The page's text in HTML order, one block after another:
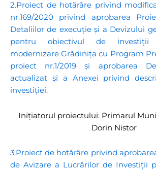
2.Proiect de hotărâre privind
nr.169/2020 privind aprobarea
Detaliilor de execuție și a Devizului
pentru obiectivul de investiții
modernizare Grădinița cu Program
proiect nr.1/2019 și aprobarea
actualizat și a Anexei privind
investiției.
Inițiatorul proiectului: Primarul
Dorin Nistor
3.Proiect de hotărâre privind
de Avizare a Lucrărilor de Investiții